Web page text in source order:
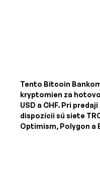
Tento Bitcoin
kryptomien za
USD a CHF. Pri
dispozícii sú siete
Optimism, Polygon a